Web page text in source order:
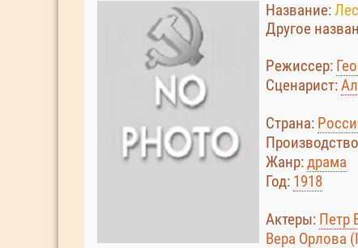
Название:
Другое
Режиссер:
Сценарист:
Страна:
Жанр:драма
Год: 1918
Актеры: Петр
Вера Орлова